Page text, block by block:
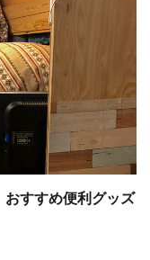
すすめ便利グッズ